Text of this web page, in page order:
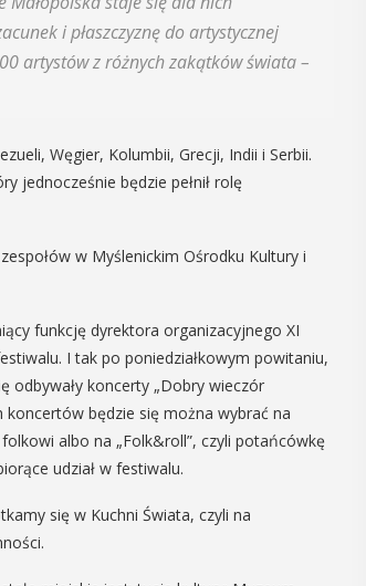
i płaszczyznę do artystycznej
artystów z różnych zakątków świata –
Węgier, Kolumbii, Grecji, Indii i Serbii.
jednocześnie będzie pełnił rolę
w Myślenickim Ośrodku Kultury i
funkcję dyrektora organizacyjnego XI
I tak po poniedziałkowym powitaniu,
odbywały koncerty „Dobry wieczór
koncertów będzie się można wybrać na
albo na „Folk&roll”, czyli potańcówkę
udział w festiwalu.
się w Kuchni Świata, czyli na
27
CZERWIEC
Basket
W sobotę 27 czerwca na myślenickim
Zarabiu odbędą się koszykarskie
zawody 3x3 Basket. Rozgrywany nad
myślenickim jazem turniej ma długą i